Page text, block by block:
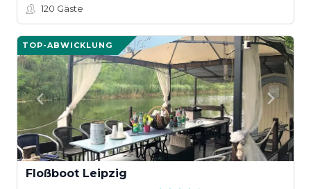
120 Gäste
TOP-ABWICKLUNG
Floßboot Leipzig